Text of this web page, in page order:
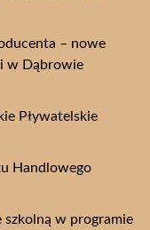
– nowe
w Dąbrowie
Pływatelskie
Handlowego
w programie